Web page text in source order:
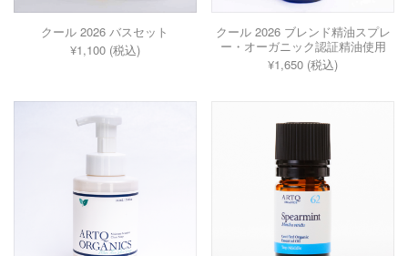
クール 2026 バスセット
¥1,100 (税込)
クール 2026 ブレンド精油スプレ
ー・オーガニック認証精油使用
¥1,650 (税込)